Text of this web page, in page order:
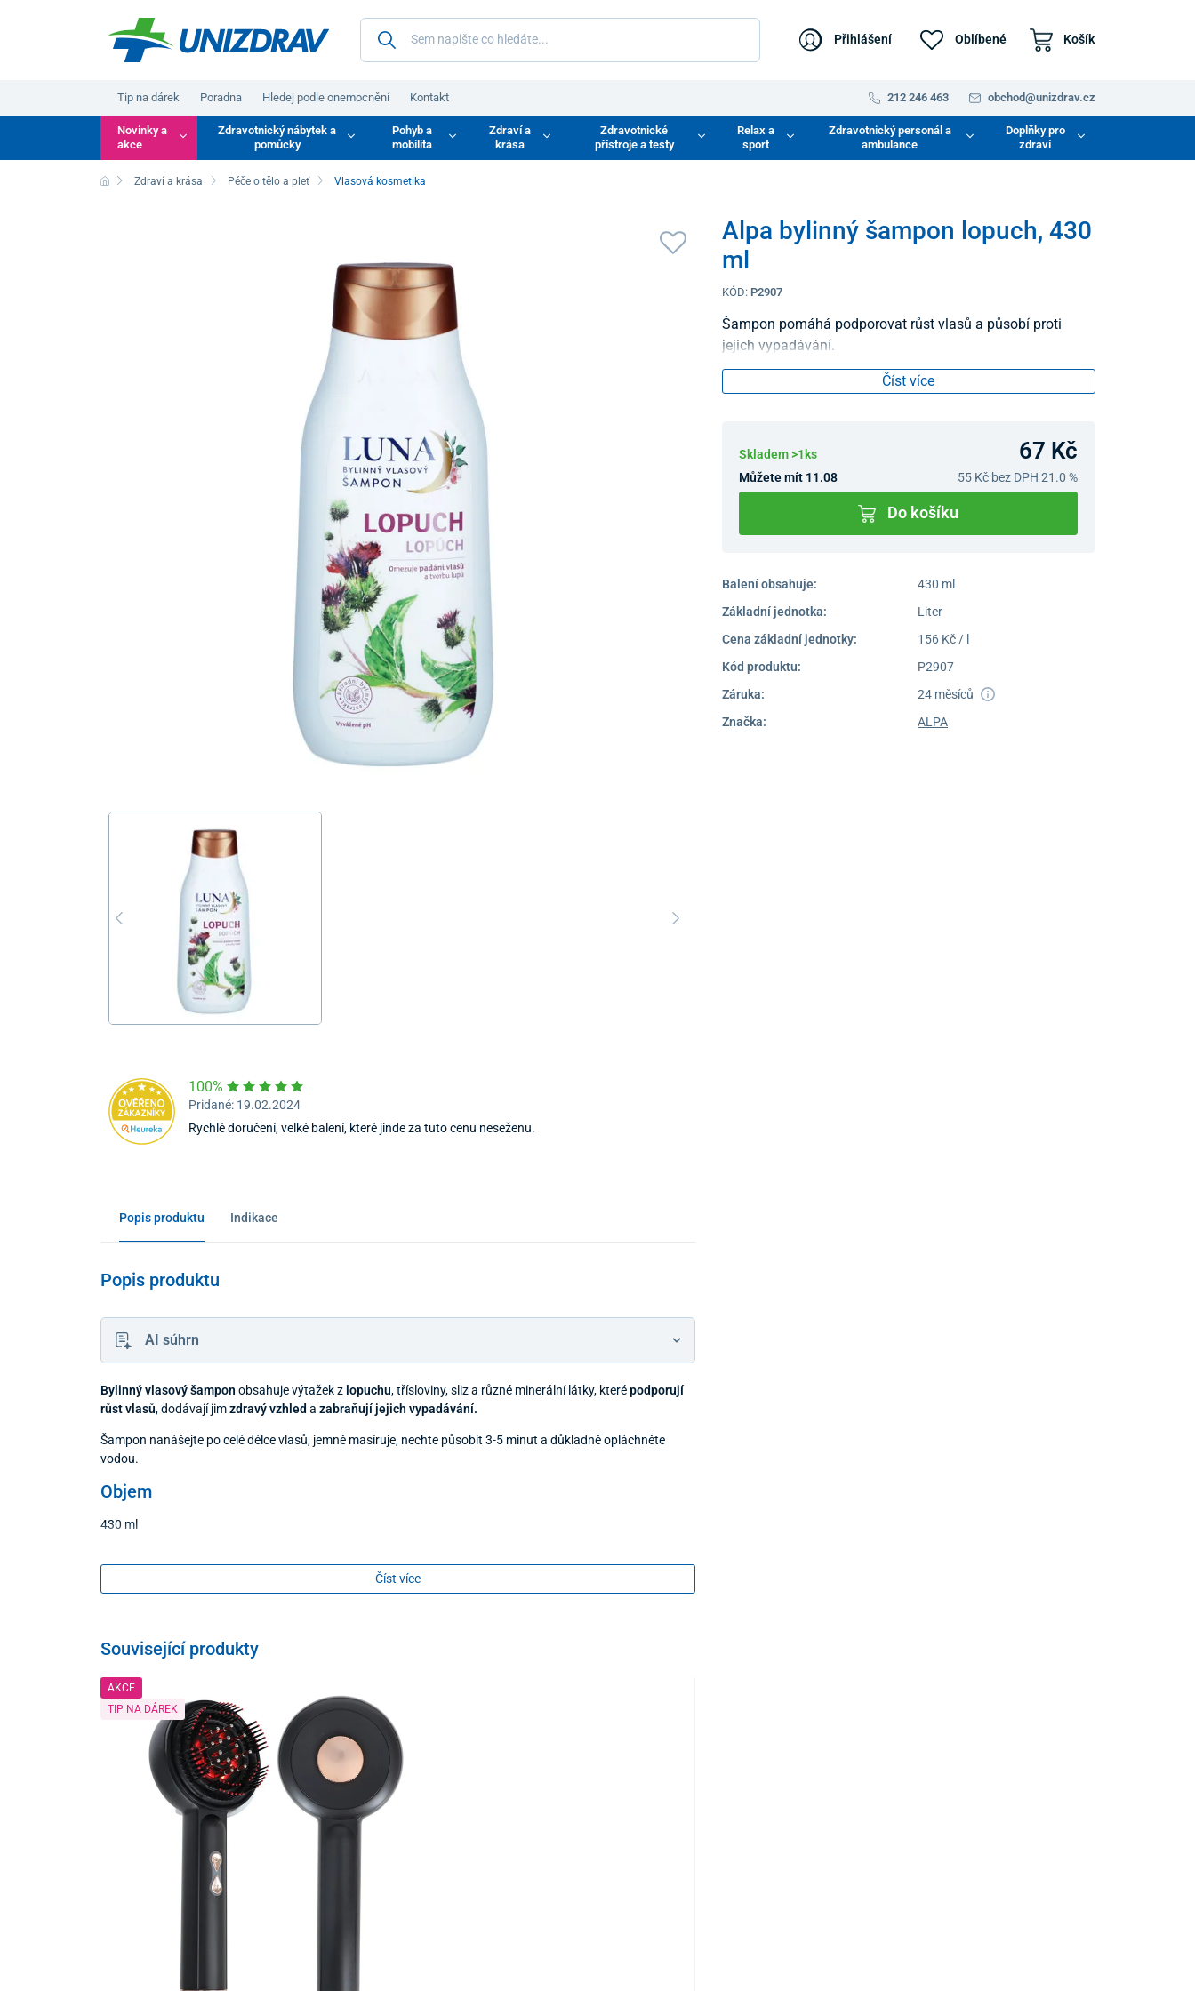
Přihlášení Oblíbené Košík
Tip na dárek Poradna Hledej podle onemocnění Kontakt 212 246 463 obchod@unizdrav.cz
Novinky a
akce
Zdravotnický nábytek a
pomůcky
Pohyb a
mobilita
Zdraví a
krása
Zdravotnické
přístroje a testy
Relax a
sport
Zdravotnický personál a
ambulance
Doplňky pro
zdraví
Zdraví a krása Péče o tělo a pleť Vlasová kosmetika
Alpa bylinný šampon lopuch, 430
ml
KÓD: P2907
Šampon pomáhá podporovat růst vlasů a působí proti
jejich vypadávání.
Číst více
Skladem >1ks 67 Kč
Můžete mít 11.08 55 Kčbez DPH 21.0 %
Do košíku
Balení obsahuje:
430 ml
Základní jednotka:
Liter
Cena základní jednotky:
156 Kč / l
Kód produktu:
P2907
Záruka:
24 měsíců
Značka:
ALPA
100%
Pridané: 19.02.2024
Rychlé doručení, velké balení, které jinde za tuto cenu neseženu.
Popis produktu Indikace
Popis produktu
AI súhrn
Bylinný vlasový šampon obsahuje výtažek z lopuchu, třísloviny, sliz a různé minerální látky, kterépodporují
růst vlasů, dodávají jimzdravý vzhled a zabraňují jejich vypadávání.
Šampon nanášejte po celé délce vlasů, jemně masíruje, nechte působit 3-5 minut a důkladně opláchněte
vodou.
Objem
430 ml
Číst více
Související produkty
AKCE
TIP NA DÁREK